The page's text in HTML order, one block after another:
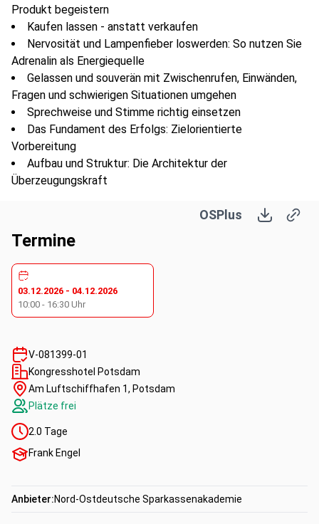
Produkt begeistern
Kaufen lassen - anstatt verkaufen
Nervosität und Lampenfieber loswerden: So nutzen Sie
Adrenalin als Energiequelle
Gelassen und souverän mit Zwischenrufen, Einwänden,
Fragen und schwierigen Situationen umgehen
Sprechweise und Stimme richtig einsetzen
Das Fundament des Erfolgs: Zielorientierte
Vorbereitung
Aufbau und Struktur: Die Architektur der
Überzeugungskraft
Trainieren & Feedback zu realen Reden, Präsentationen
oder Verkaufsgesprächen
OSPlus
Termine
03.12.2026 - 04.12.2026
10:00 - 16:30 Uhr
V-081399-01
Kongresshotel Potsdam
Am Luftschiffhafen 1, Potsdam
Plätze frei
2.0 Tage
Frank Engel
Anbieter:Nord-Ostdeutsche Sparkassenakademie